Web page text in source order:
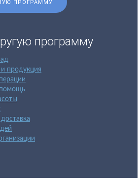
ПРОГРАММУ
программу
и продукция